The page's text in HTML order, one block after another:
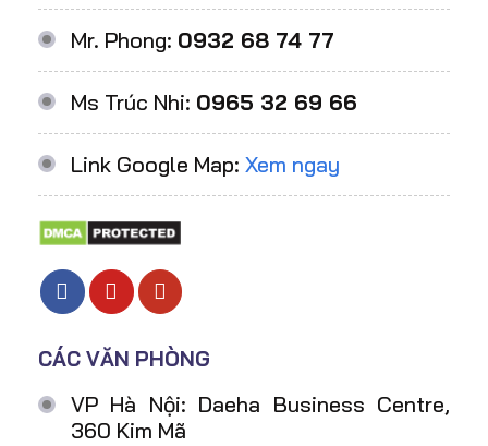
Mr. Phong: 0932 68 74 77
Ms Trúc Nhi: 0965 32 69 66
Link Google Map: Xem ngay
CÁC VĂN PHÒNG
VP Hà Nội: Daeha Business Centre,
360 Kim Mã